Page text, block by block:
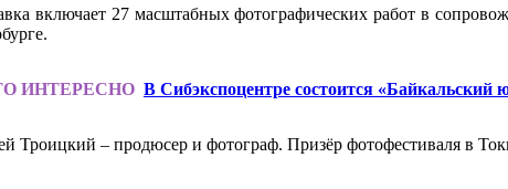
включает 27 масштабных фотографических работ в
ИНТЕРЕСНО В Сибэкспоцентре состоится «Байкальский
Троицкий – продюсер и фотограф. Призёр фотофестиваля в